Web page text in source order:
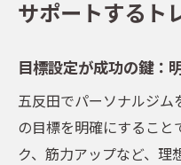
サポートするト
目標設定が成功の鍵：
五反田でパーソナルジ
の目標を明確にすること
ク、筋力アップなど、理